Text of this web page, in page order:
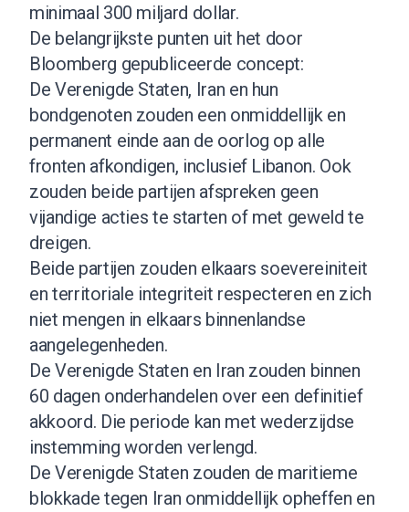
minimaal 300 miljard dollar.
De belangrijkste punten uit het door
Bloomberg gepubliceerde concept:
De Verenigde Staten, Iran en hun
bondgenoten zouden een onmiddellijk en
permanent einde aan de oorlog op alle
fronten afkondigen, inclusief Libanon. Ook
zouden beide partijen afspreken geen
vijandige acties te starten of met geweld te
dreigen.
Beide partijen zouden elkaars soevereiniteit
en territoriale integriteit respecteren en zich
niet mengen in elkaars binnenlandse
aangelegenheden.
De Verenigde Staten en Iran zouden binnen
60 dagen onderhandelen over een definitief
akkoord. Die periode kan met wederzijdse
instemming worden verlengd.
De Verenigde Staten zouden de maritieme
blokkade tegen Iran onmiddellijk opheffen en